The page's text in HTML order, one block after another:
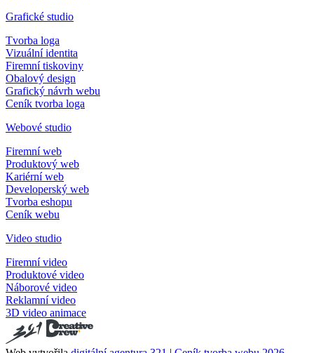
Grafické studio
Tvorba loga
Vizuální identita
Firemní tiskoviny
Obalový design
Grafický návrh webu
Ceník tvorba loga
Webové studio
Firemní web
Produktový web
Kariérní web
Developerský web
Tvorba eshopu
Ceník webu
Video studio
Firemní video
Produktové video
Náborové video
Reklamní video
3D video animace